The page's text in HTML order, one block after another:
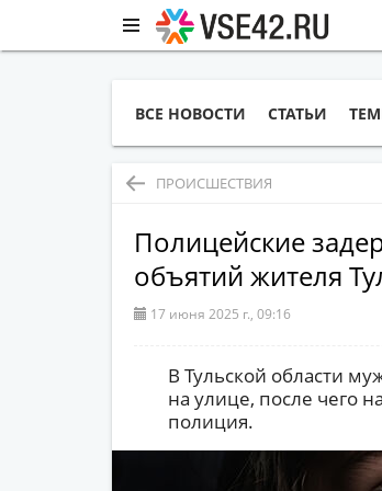
ВСЕ НОВОСТИ СТАТЬИ
ПРОИСШЕСТВИЯ
Полицейские
объятий жителя
17 июня 2025 г., 09:16
В Тульской области
на улице, после чего
полиция.